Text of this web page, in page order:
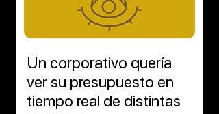
Un corporativo quería
ver su presupuesto en
tiempo real de distintas